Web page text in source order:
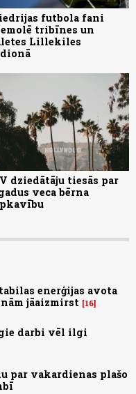
futbola fani
tribīnes un
Lillekiles
dziedātāju tiesās par
veca bērna
enerģijas avota
jāaizmirst 16
darbi vēl ilgi
par vakardienas plašo